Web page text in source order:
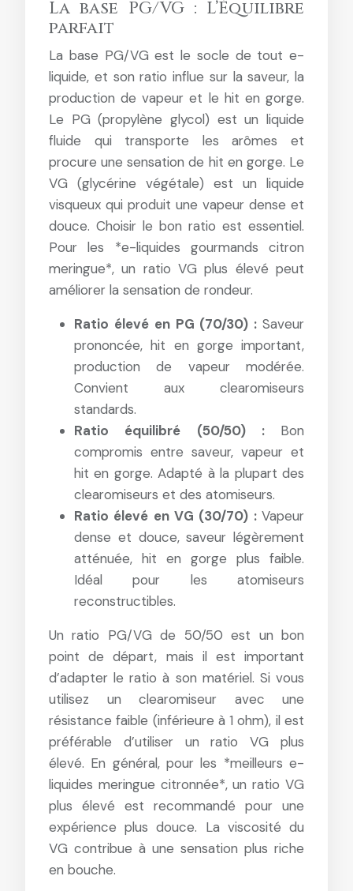
La base PG/VG : L’Équilibre
parfait
La base PG/VG est le socle de tout e-
liquide, et son ratio influe sur la saveur, la
production de vapeur et le hit en gorge.
Le PG (propylène glycol) est un liquide
fluide qui transporte les arômes et
procure une sensation de hit en gorge. Le
VG (glycérine végétale) est un liquide
visqueux qui produit une vapeur dense et
douce. Choisir le bon ratio est essentiel.
Pour les *e-liquides gourmands citron
meringue*, un ratio VG plus élevé peut
améliorer la sensation de rondeur.
Ratio élevé en PG (70/30) : Saveur
prononcée, hit en gorge important,
production de vapeur modérée.
Convient aux clearomiseurs
standards.
Ratio équilibré (50/50) : Bon
compromis entre saveur, vapeur et
hit en gorge. Adapté à la plupart des
clearomiseurs et des atomiseurs.
Ratio élevé en VG (30/70) : Vapeur
dense et douce, saveur légèrement
atténuée, hit en gorge plus faible.
Idéal pour les atomiseurs
reconstructibles.
Un ratio PG/VG de 50/50 est un bon
point de départ, mais il est important
d’adapter le ratio à son matériel. Si vous
utilisez un clearomiseur avec une
résistance faible (inférieure à 1 ohm), il est
préférable d’utiliser un ratio VG plus
élevé. En général, pour les *meilleurs e-
liquides meringue citronnée*, un ratio VG
plus élevé est recommandé pour une
expérience plus douce. La viscosité du
VG contribue à une sensation plus riche
en bouche.